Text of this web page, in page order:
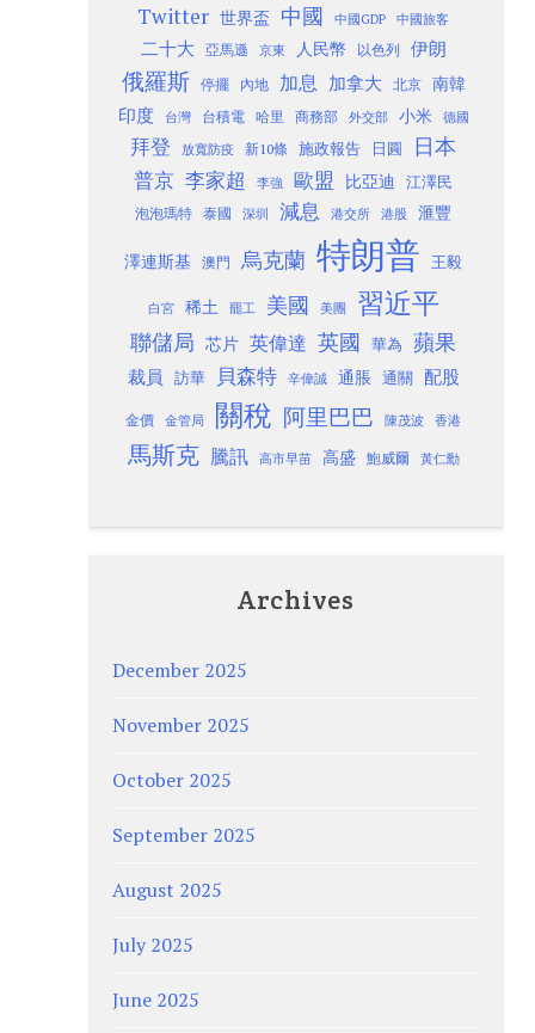
Twitter 世界盃 中國 中國GDP 中國旅客
二十大 亞馬遜 京東 人民幣 以色列 伊朗
俄羅斯 停擺 內地 加息 加拿大 北京
南韓
印度
台灣 台積電 哈里 商務部 外交部 小米 德國
拜登 放寬防疫 新10條 施政報告 日圓 日本
普京 李家超 李強 歐盟 比亞迪 江澤民
泡泡瑪特 泰國 深圳 減息 港交所 港股 滙豐
澤連斯基 澳門 烏克蘭 特朗普 王毅
白宮 稀土 罷工 美國 美團 習近平
聯儲局 芯片 英偉達 英國 華為 蘋果
裁員 訪華 貝森特 辛偉誠 通脹 通關 配股
金價 金管局 關稅 阿里巴巴 陳茂波 香港
馬斯克 騰訊 高市早苗 高盛 鮑威爾 黃仁勳
Archives
December 2025
November 2025
October 2025
September 2025
August 2025
July 2025
June 2025